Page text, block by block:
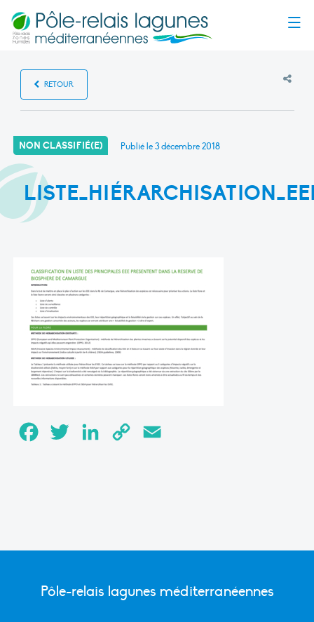
RETOUR
NON CLASSIFIÉ(E) Publié le3 décembre 2018
FacebookTwitter LinkedInCopy
Pôle-relais lagunes méditerranéennes